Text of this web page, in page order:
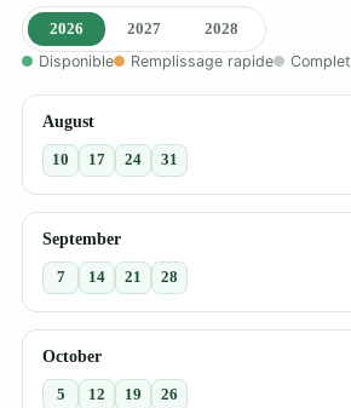
2026 2027
2028
Disponible
Remplissage rapide Complet
August
10 17 24 31
September
7 14 21 28
October
5 12 19 26